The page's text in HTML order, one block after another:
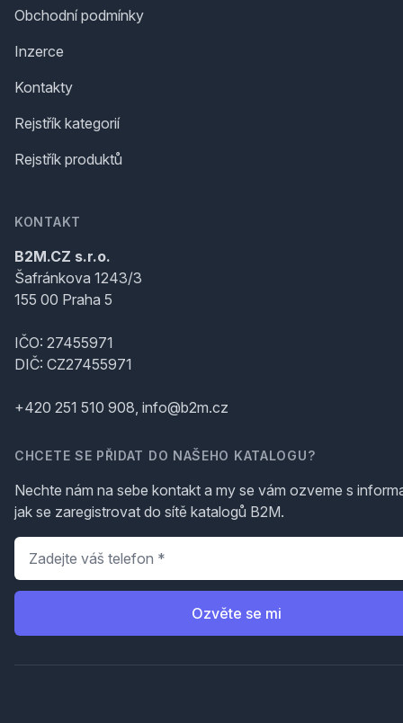
Obchodní podmínky
Inzerce
Kontakty
Rejstřík kategorií
Rejstřík produktů
KONTAKT
B2M.CZ s.r.o.
Šafránkova 1243/3
155 00 Praha 5
IČO: 27455971
DIČ: CZ27455971
+420 251 510 908, info@b2m.cz
CHCETE SE PŘIDAT DO NAŠEHO KATALOGU?
Nechte nám na sebe kontakt a my se vám ozveme s
jak se zaregistrovat do sítě katalogů B2M.
Telefon
Ozvěte se mi